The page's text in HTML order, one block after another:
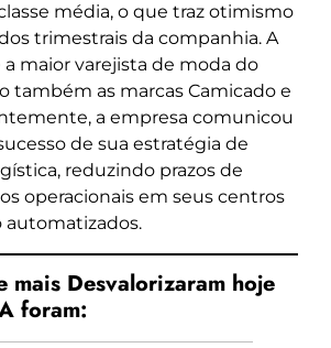
média, o que traz otimismo
trimestrais da companhia. A
a maior varejista de moda do
também as marcas Camicado e
a empresa comunicou
de sua estratégia de
reduzindo prazos de
operacionais em seus centros
mais Desvalorizaram hoje
foram: